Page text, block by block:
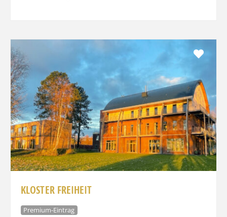
KLOSTER FREIHEIT
Premium-Eintrag